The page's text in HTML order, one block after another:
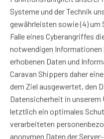
Systeme und der Technik
gewährleisten sowie (4)
Falle eines Cyberangriffes
notwendigen Informationen
erhobenen Daten und
Caravan Shippers daher
dem Ziel ausgewertet, den
Datensicherheit in unserem
letztlich ein optimales
verarbeiteten
anonymen Daten der